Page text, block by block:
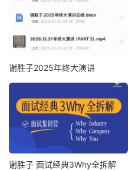
谢胜子2025年终大演讲
谢胜子 面试经典3Why全拆解